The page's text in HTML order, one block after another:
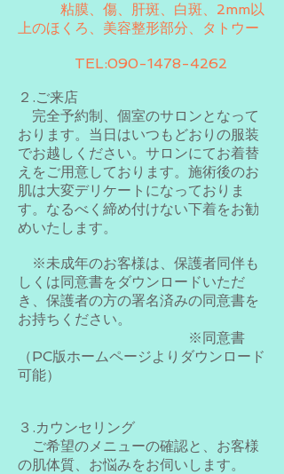
​ 粘膜、傷、肝斑、白斑、2mm以
上のほくろ、美容整形部分、タトウー
TEL:090-1478-4262
２.ご来店
完全予約制、個室のサロンとなって
おります。当日はいつもどおりの服装
でお越しください。サロンにてお着替
えをご用意しております。施術後のお
肌は大変デリケートになっておりま
す。なるべく締め付けない下着をお勧
めいたします。
※未成年のお客様は、保護者同伴も
しくは同意書をダウンロードいただ
き、保護者の方の署名済みの同意書を
お持ちください。
​ ※同意書
（PC版ホームページよりダウンロード
可能）
３.カウンセリング
ご希望のメニューの確認と、お客様
の肌体質、お悩みをお伺いします。